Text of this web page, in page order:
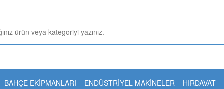
BAHÇE EKİPMANLARI ENDÜSTRİYEL MAKİNELER HIRDAVAT